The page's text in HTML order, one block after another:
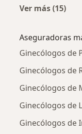
Ver más (15)
Aseguradoras
Ginecólogos de
Ginecólogos de
Ginecólogos de
Ginecólogos de
Ginecólogos de